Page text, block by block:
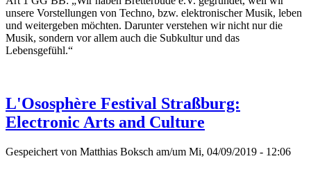
unsere Vorstellungen von Techno, bzw. elektronischer Musik, leben
und weitergeben möchten. Darunter verstehen wir nicht nur die
Musik, sondern vor allem auch die Subkultur und das
Lebensgefühl.“
L'Ososphère Festival Straßburg:
Electronic Arts and Culture
Gespeichert von Matthias Boksch am/um Mi, 04/09/2019 - 12:06